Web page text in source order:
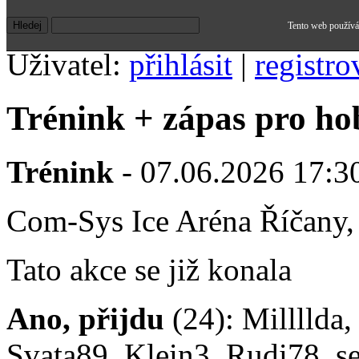
Uživatel: přihlásit |
Trénink + zápas pro
Trénink - 07.06.2026
Com-Sys Ice Aréna
Tato akce se již konala
Ano, přijdu (24): Millllda,
Tento web